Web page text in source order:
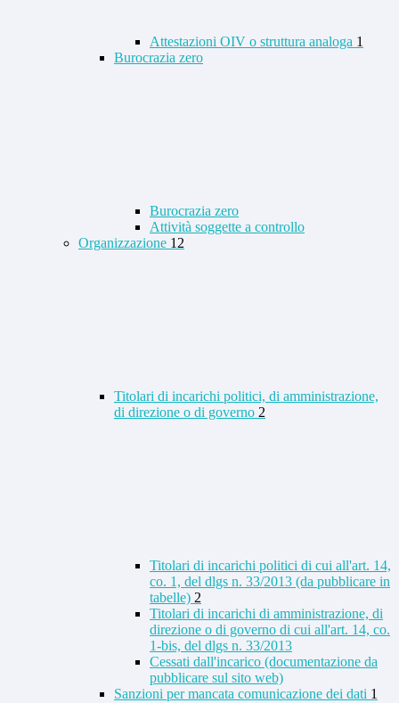
Attestazioni OIV o struttura analoga 1
Burocrazia zero
Burocrazia zero
Attività soggette a controllo
Organizzazione 12
Titolari di incarichi politici, di amministrazione,
di direzione o di governo 2
Titolari di incarichi politici di cui all'art. 14,
co. 1, del dlgs n. 33/2013 (da pubblicare in
tabelle) 2
Titolari di incarichi di amministrazione, di
direzione o di governo di cui all'art. 14, co.
1-bis, del dlgs n. 33/2013
Cessati dall'incarico (documentazione da
pubblicare sul sito web)
Sanzioni per mancata comunicazione dei dati 1